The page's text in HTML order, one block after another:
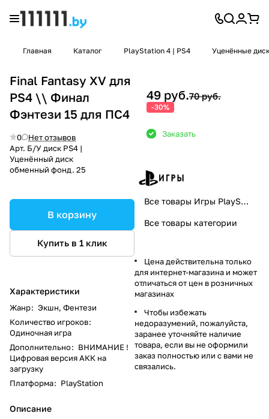
Главная Каталог PlayStation 4 | PS4 Уценённые
Final Fantasy XV для
PS4 \\ Финал
Фэнтези 15 для ПС4
0
Нет отзывов
Арт. Б/У диск PS4 |
Уценённый диск
обменный фонд. 25
В корзину
Купить в 1 клик
Характеристики
Жанр: Экшн, Фентези
Количество игроков:
Одиночная игра
Дополнительно: ВНИМАНИЕ !
Цифровая версия АКК на
загрузку
Платформа: PlayStation
Описание
49 руб.70 руб.
-30%
Заказать
Все товары Игры PlayStation
Все товары категории
Цена действительна только
для интернет-магазина и может
отличаться от цен в розничных
магазинах
Чтобы избежать
недоразумений, пожалуйста,
заранее уточняйте наличие
товара, если вы не оформили
заказ полностью или с вами не
связались.